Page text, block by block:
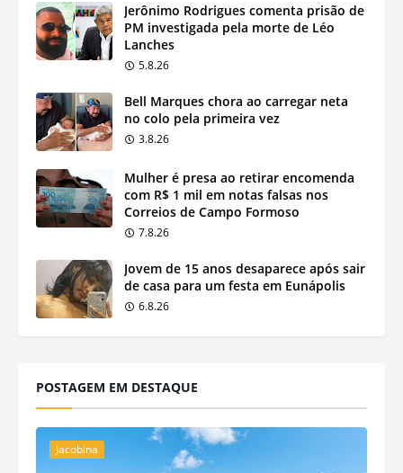
Jerônimo Rodrigues comenta prisão de
PM investigada pela morte de Léo
Lanches
5.8.26
Bell Marques chora ao carregar neta
no colo pela primeira vez
3.8.26
Mulher é presa ao retirar encomenda
com R$ 1 mil em notas falsas nos
Correios de Campo Formoso
7.8.26
Jovem de 15 anos desaparece após sair
de casa para um festa em Eunápolis
6.8.26
POSTAGEM EM DESTAQUE
Jacobina